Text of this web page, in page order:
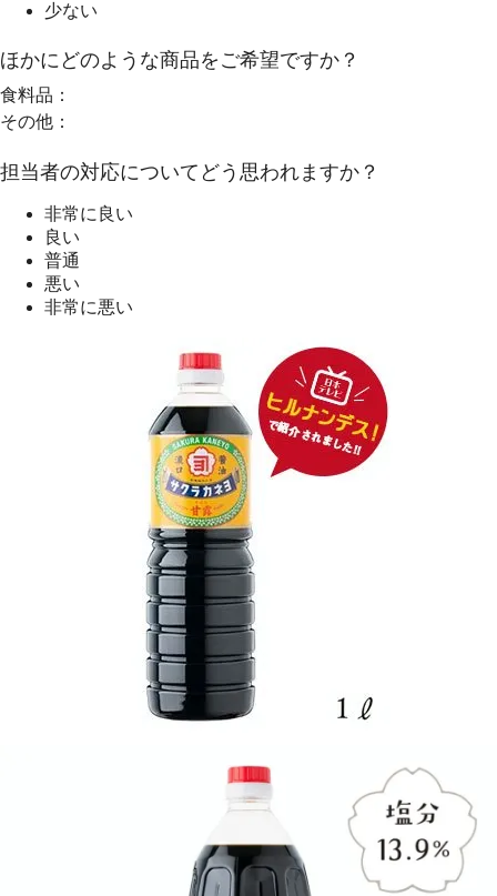
少ない
ほかにどのような商品をご希望ですか？
食料品：
その他：
担当者の対応についてどう思われますか？
非常に良い
良い
普通
悪い
非常に悪い